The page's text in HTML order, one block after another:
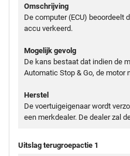
Omschrijving
De computer (ECU) beoordeelt
accu verkeerd.
Mogelijk gevolg
De kans bestaat dat indien de
Automatic Stop & Go, de motor
Herstel
De voertuigeigenaar wordt
een merkdealer. De dealer zal
Uitslag terugroepactie 1